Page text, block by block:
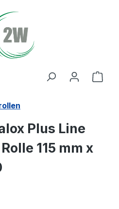
Plus Line
115 mm x